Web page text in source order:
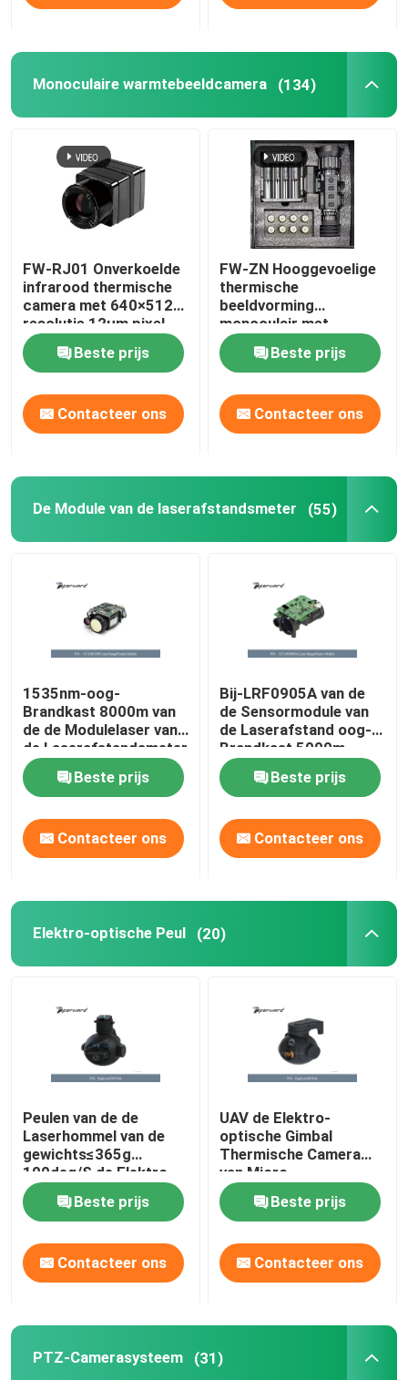
Producten
Over ons
Kwaliteitscontrole
Neem contact met ons op
Nieuws
Vraag een offerte
Luchtvaartdelen
Monoculaire warmtebeeldcamera
De Module van de laserafstandsmeter
Elektro-optische Peul
PTZ-Camerasysteem
DC DC-voedingsmodule
Elektrische Brushless gelijkstroom-Motor
Monoculaire warmtebeeldcamera (134)
FW-RJ01 Onverkoelde
infrarood thermische
camera met 640×512
resolutie 12μm pixel
pitch en ≤40mk NETD
voor industriële
detectie
Beste prijs
Contacteer ons
FW-ZN Hooggevoelige
thermische
beeldvorming
monoculair met
ongecooide
microbolometer
sensor type en 1000m
detectiebereik
Beste prijs
Contacteer ons
De Module van de laserafstandsmeter (55)
1535nm-oog-
Brandkast 8000m van
de de Modulelaser van
de Laserafstandsmeter
de Afstandsmodule
Beste prijs
Contacteer ons
Bij-LRF0905A van de
de Sensormodule van
de Laserafstand oog-
Brandkast 5000m
Lasergolflengte
1535nmBeste prijs
Contacteer ons
Elektro-optische Peul (20)
Peulen van de de
Laserhommel van de
gewichts≤365g
100deg/S de Elektro-
optische Peul
ZichtbareBeste prijs
Contacteer ons
UAV de Elektro-
optische Gimbal
Thermische Camera
van Micro-
Nauwkeurigheid
77×78×83 Mm
Peuldimensionsion
Beste prijs
Contacteer ons
PTZ-Camerasysteem (31)